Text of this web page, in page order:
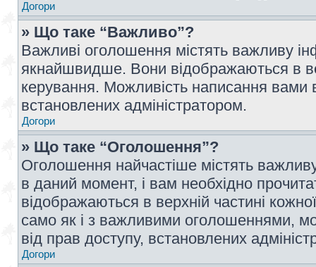
Догори
» Що таке “Важливо”?
Важливі оголошення містять важливу
якнайшвидше. Вони відображаються в
керування. Можливість написання
встановлених адміністратором.
Догори
» Що таке “Оголошення”?
Оголошення найчастіше містять
в даний момент, і вам необхідно
відображаються в верхній частині
само як і з важливими оголошеннями,
від прав доступу, встановлених
Догори